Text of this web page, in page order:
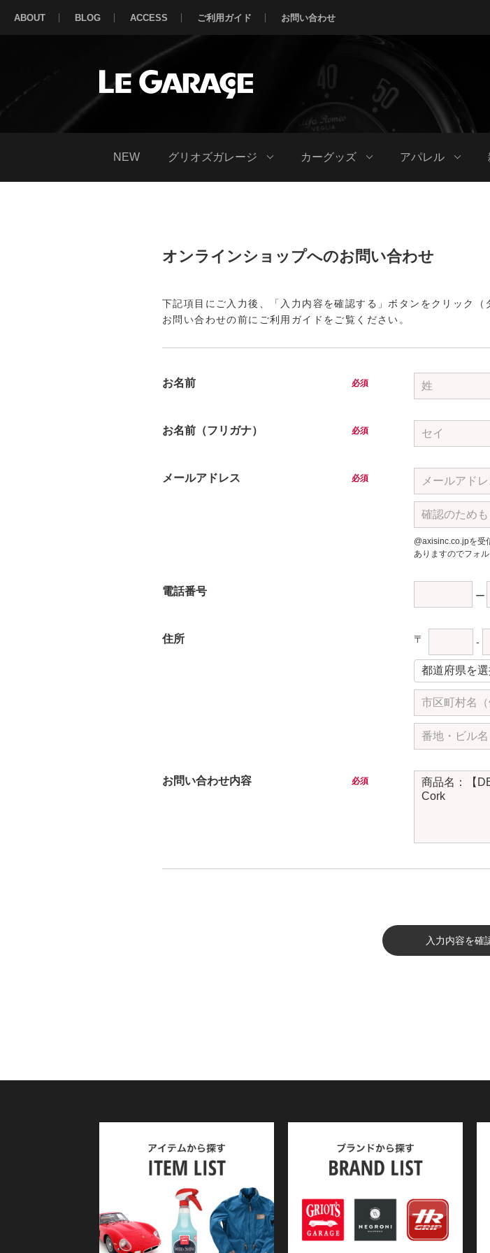
ABOUT BLOG ACCESS ご利用ガイド お問い合わせ
NEW グリオズガレージ カーグッズ アパレル
オンラインショップへのお問い合わせ
下記項目にご入力後、「入力内容を確認する」ボタンをクリック（
お問い合わせの前にご利用ガイドをご覧ください。
お名前 必須
お名前（フリガナ） 必須
メールアドレス 必須
@axisinc.co.jpを受
ありますのでフォ
電話番号
住所 〒 -
お問い合わせ内容 必須
入力内容を確